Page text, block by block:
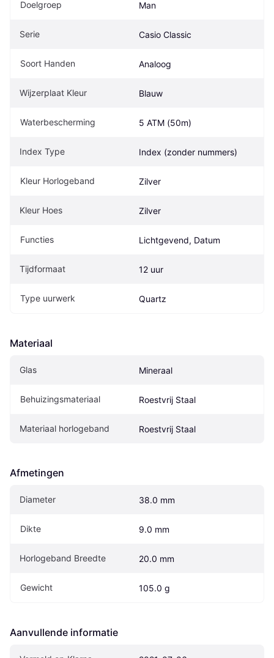
Doelgroep Man
Serie Casio Classic
Soort Handen Analoog
Wijzerplaat Kleur Blauw
Waterbescherming 5 ATM (50m)
Index Type Index (zonder nummers)
Kleur Horlogeband Zilver
Kleur Hoes Zilver
Functies Lichtgevend, Datum
Tijdformaat 12 uur
Type uurwerk Quartz
Materiaal
Glas Mineraal
Behuizingsmateriaal Roestvrij Staal
Materiaal horlogeband Roestvrij Staal
Afmetingen
Diameter 38.0 mm
Dikte 9.0 mm
Horlogeband Breedte 20.0 mm
Gewicht 105.0 g
Aanvullende informatie